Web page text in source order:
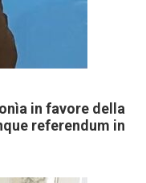
in favore della
referendum in